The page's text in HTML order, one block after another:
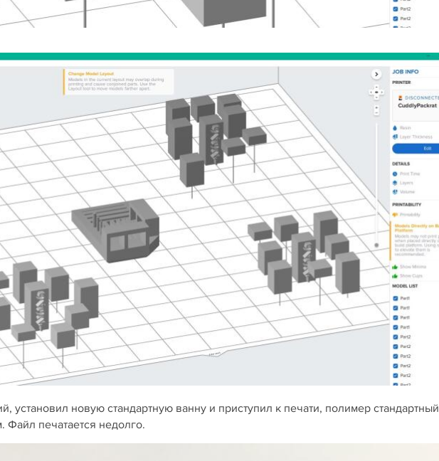
установил новую стандартную ванну и приступил к печати, полимер стандартный
печатается недолго.